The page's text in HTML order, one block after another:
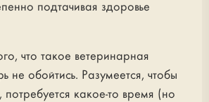
подтачивая здоровье
что такое ветеринарная
не обойтись. Разумеется, чтобы
потребуется какое-то время (но